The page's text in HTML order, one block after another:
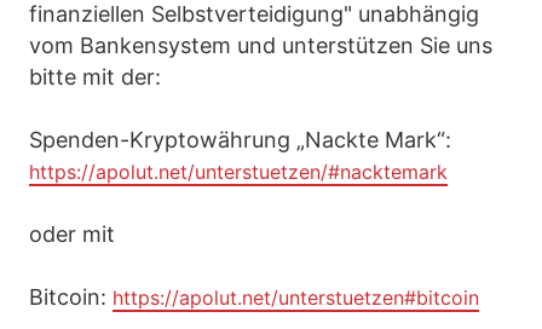
finanziellen Selbstverteidigung" unabhängig
vom Bankensystem und unterstützen Sie uns
bitte mit der:
Spenden-Kryptowährung „Nackte Mark“:
https://apolut.net/unterstuetzen/#nacktemark
oder mit
Bitcoin: https://apolut.net/unterstuetzen#bitcoin